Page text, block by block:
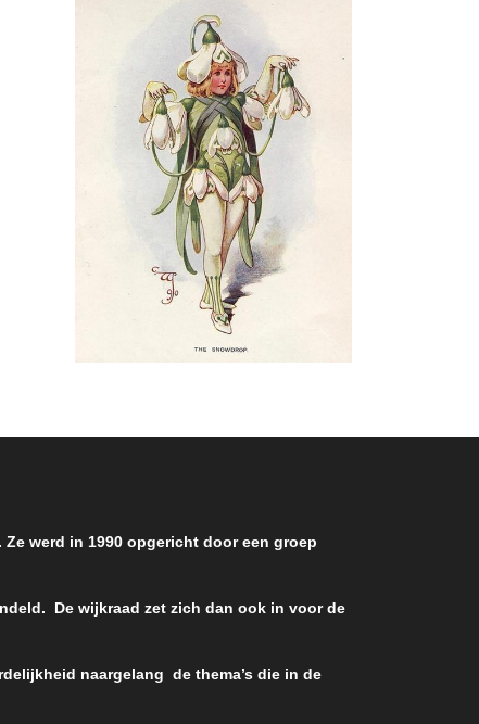
werd in 1990 opgericht door een groep
De wijkraad zet zich dan ook in voor de
naargelang de thema’s die in de